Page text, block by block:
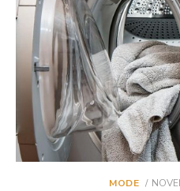
MODE